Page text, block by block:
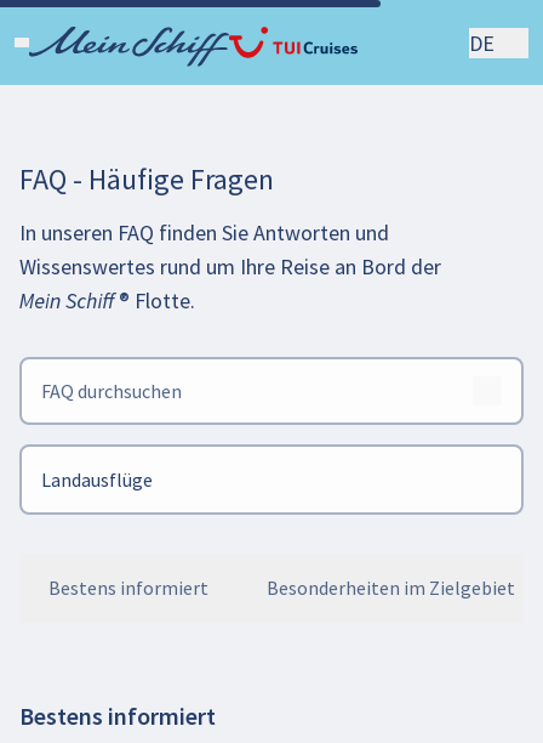
DE
FAQ - Häufige Fragen
In unseren FAQ finden Sie Antworten und
Wissenswertes rund um Ihre Reise an Bord der
Mein Schiff® Flotte.
Landausflüge
Bestens informiert Besonderheiten im Zielgebiet
Bestens informiert